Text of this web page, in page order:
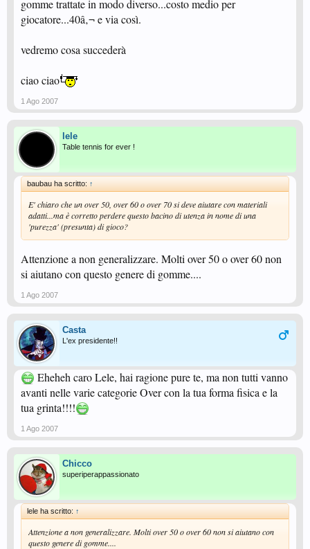
gomme trattate in modo diverso...costo medio per
giocatore...40â‚¬ e via così.
vedremo cosa succederà
ciao ciao
1 Ago 2007
lele
Table tennis for ever !
baubau ha scritto: ↑
E' chiaro che un over 50, over 60 o over 70 si deve aiutare con materiali
adatti...ma è corretto perdere questo bacino di utenza in nome di una
'purezza' (presunta) di gioco?
Attenzione a non generalizzare. Molti over 50 o over 60 non
si aiutano con questo genere di gomme....
1 Ago 2007
Casta
L'ex presidente!!
Eheheh caro Lele, hai ragione pure te, ma non tutti vanno
avanti nelle varie categorie Over con la tua forma fisica e la
tua grinta!!!!
1 Ago 2007
Chicco
superiperappassionato
lele ha scritto: ↑
Attenzione a non generalizzare. Molti over 50 o over 60 non si aiutano con
questo genere di gomme....